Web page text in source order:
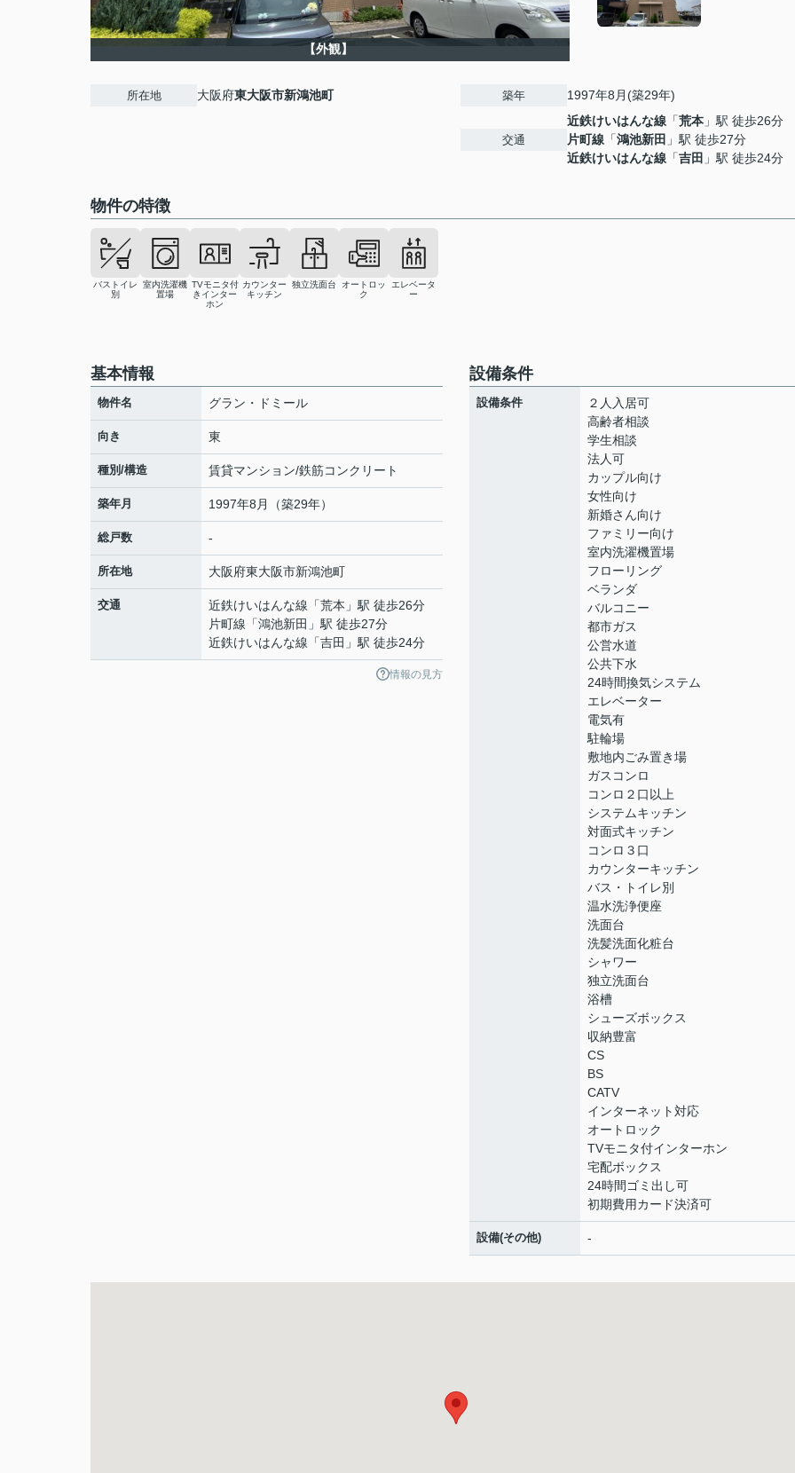
【外観】
所在地 大阪府東大阪市新鴻池町 築年 1997年8月(築29年)
交通
近鉄けいはんな線 「荒本 」駅 徒歩26分
片町線 「鴻池新田 」駅 徒歩27分
近鉄けいはんな線 「吉田 」駅 徒歩24分
物件の特徴
バストイレ
別
室内洗濯機
置場
TVモニタ付
きインター
ホン
カウンター
キッチン
独立洗面台
オートロッ
ク
エレベータ
ー
基本情報
物件名 グラン・ドミール
向き 東
種別/構造 賃貸マンション/鉄筋コンクリート
築年月 1997年8月（築29年）
総戸数 -
所在地 大阪府東大阪市新鴻池町
交通 近鉄けいはんな線 「荒本 」駅 徒歩26分
片町線 「鴻池新田 」駅 徒歩27分
近鉄けいはんな線 「吉田 」駅 徒歩24分
情報の見方
設備条件
設備条件
２人入居可
高齢者相談
学生相談
法人可
カップル向け
女性向け
新婚さん向け
ファミリー向け
室内洗濯機置場
フローリング
ベランダ
バルコニー
都市ガス
公営水道
公共下水
24時間換気システム
エレベーター
電気有
駐輪場
敷地内ごみ置き場
ガスコンロ
コンロ２口以上
システムキッチン
対面式キッチン
コンロ３口
カウンターキッチン
バス・トイレ別
温水洗浄便座
洗面台
洗髪洗面化粧台
シャワー
独立洗面台
浴槽
シューズボックス
収納豊富
CS
BS
CATV
インターネット対応
オートロック
TVモニタ付インターホン
宅配ボックス
24時間ゴミ出し可
初期費用カード決済可
設備(その他) -